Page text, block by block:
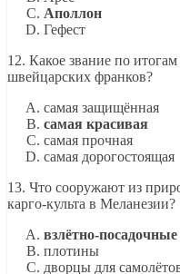
Аполлон
Гефест
12. Какое звание по
швейцарских франков?
самая защищённая
самая красивая
самая прочная
самая дорогостоящая
13. Что сооружают из
карго-культа в Меланезии?
взлётно-
плотины
дворцы для